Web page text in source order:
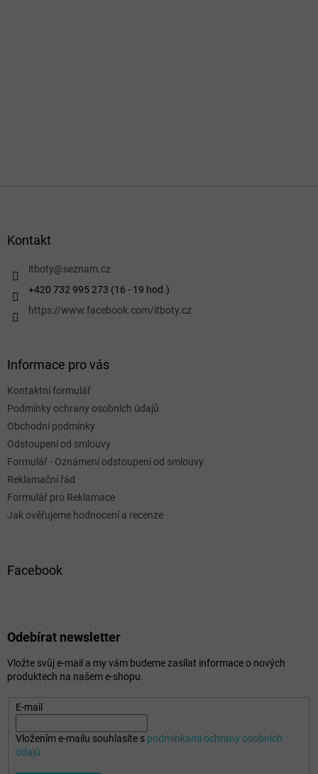
Kontakt
itboty@seznam.cz
+420 732 995 273 (16 - 19 hod.)
https://www.facebook.com/itboty.cz
Informace pro vás
Kontaktní formulář
Podmínky ochrany osobních údajů
Obchodní podmínky
Odstoupení od smlouvy
Formulář - Oznámení odstoupení od smlouvy
Reklamační řád
Formulář pro Reklamace
Jak ověřujeme hodnocení a recenze
Facebook
Odebírat newsletter
Vložte svůj e-mail a my vám budeme zasílat informace o nových
produktech na našem e-shopu.
E-mail
Vložením e-mailu souhlasíte s podmínkami ochrany osobních
údajů